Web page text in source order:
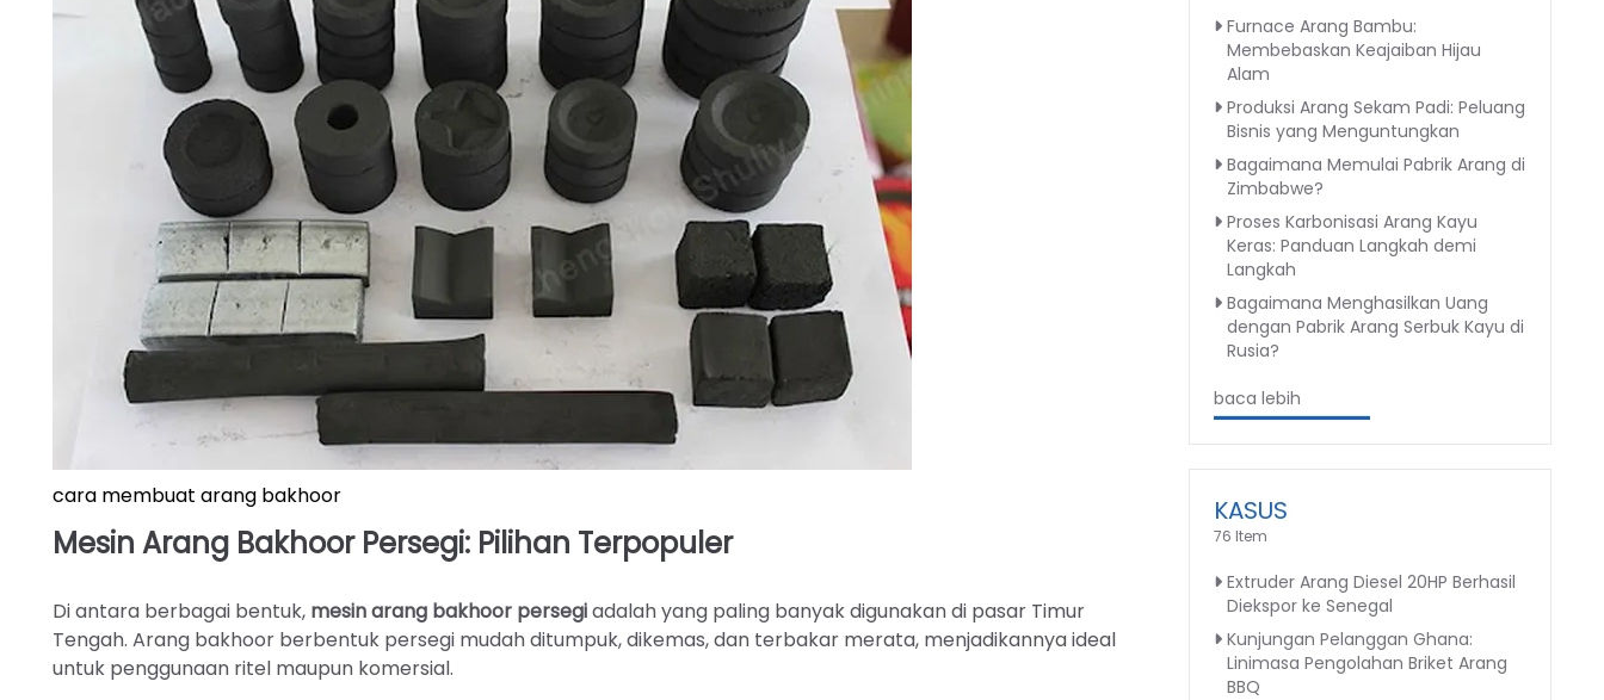
cara membuat arang bakhoor
Mesin Arang Bakhoor Persegi: Pilihan Terpopuler
Di antara berbagai bentuk, mesin arang bakhoor persegiadalah yang paling banyak digunakan di pasar Timur
Tengah. Arang bakhoor berbentuk persegi mudah ditumpuk, dikemas, dan terbakar merata, menjadikannya ideal
untuk penggunaan ritel maupun komersial.
Furnace Arang Bambu:
Membebaskan Keajaiban Hijau
Alam
Produksi Arang Sekam Padi: Peluang
Bisnis yang Menguntungkan
Bagaimana Memulai Pabrik Arang di
Zimbabwe?
Proses Karbonisasi Arang Kayu
Keras: Panduan Langkah demi
Langkah
Bagaimana Menghasilkan Uang
dengan Pabrik Arang Serbuk Kayu di
Rusia?
baca lebih
KASUS
76 Item
Extruder Arang Diesel 20HP Berhasil
Diekspor ke Senegal
Kunjungan Pelanggan Ghana:
Linimasa Pengolahan Briket Arang
BBQ